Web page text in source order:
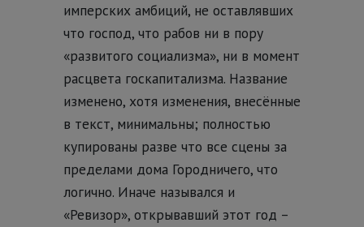
имперских амбиций, не оставлявших
что господ, что рабов ни в пору
«развитого социализма», ни в момент
расцвета госкапитализма. Название
изменено, хотя изменения, внесённые
в текст, минимальны; полностью
купированы разве что все сцены за
пределами дома Городничего, что
логично. Иначе назывался и
«Ревизор», открывавший этот год –